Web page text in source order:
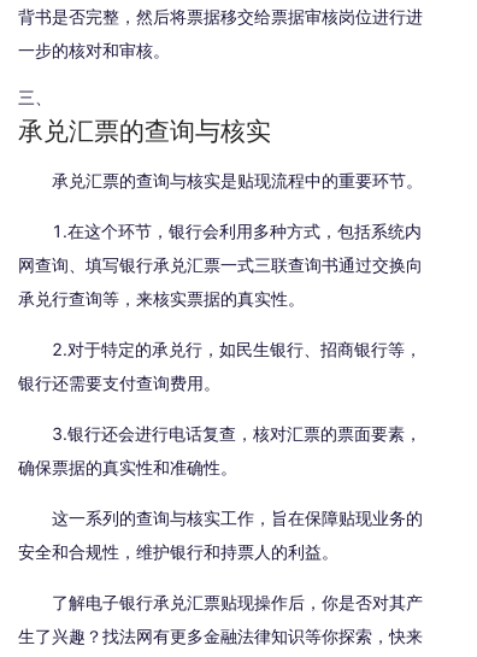
背书是否完整，然后将票据移交给票据审核岗位进行进
一步的核对和审核。
三、
承兑汇票的查询与核实
承兑汇票的查询与核实是贴现流程中的重要环节。
1.在这个环节，银行会利用多种方式，包括系统内
网查询、填写银行承兑汇票一式三联查询书通过交换向
承兑行查询等，来核实票据的真实性。
2.对于特定的承兑行，如民生银行、招商银行等，
银行还需要支付查询费用。
3.银行还会进行电话复查，核对汇票的票面要素，
确保票据的真实性和准确性。
这一系列的查询与核实工作，旨在保障贴现业务的
安全和合规性，维护银行和持票人的利益。
了解电子银行承兑汇票贴现操作后，你是否对其产
生了兴趣？找法网有更多金融法律知识等你探索，快来